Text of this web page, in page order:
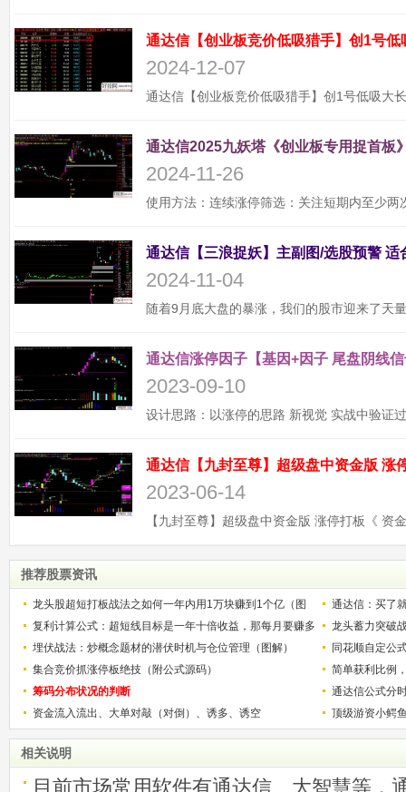
通达信【创业板竞价低吸猎手】创1号
2024-12-07
通达信2025九妖塔《创业板专用捉首板
2024-11-26
2024-11-04
通达信涨停因子【基因+因子 尾盘阴线
2023-09-10
2023-06-14
推荐股票资讯
龙头股超短打板战法之如何一年内用1万块赚到1个亿（图
解）
通达信：买了
复利计算公式：超短线目标是一年十倍收益，那每月要赚多
少？
龙头蓄力突破
的技巧（图解
埋伏战法：炒概念题材的潜伏时机与仓位管理（图解）
同花顺自定公
集合竞价抓涨停板绝技（附公式源码）
简单获利比例
用
筹码分布状况的判断
通达信公式分
资金流入流出、大单对敲（对倒）、诱多、诱空
顶级游资小鳄
相关说明
目前市场常用软件有通达信、大智慧等，